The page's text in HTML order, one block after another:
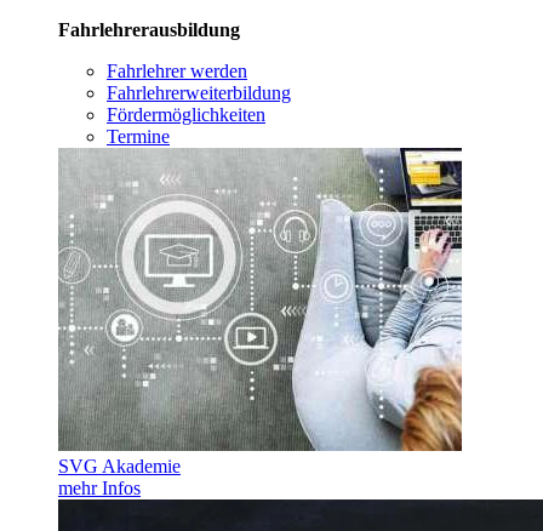
Fahrlehrerausbildung
Fahrlehrer werden
Fahrlehrerweiterbildung
Fördermöglichkeiten
Termine
SVG Akademie
mehr Infos